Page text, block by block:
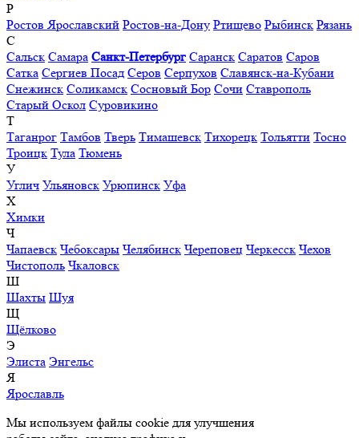
Р
Ростов Ярославский Ростов-на-Дону Ртищево Рыбинск Рязань
С
Сальск Самара Санкт-Петербург Саранск Саратов Саров
Сатка Сергиев Посад Серов Серпухов Славянск-на-Кубани
Снежинск Соликамск Сосновый Бор Сочи Ставрополь
Старый Оскол Суровикино
Т
Таганрог Тамбов Тверь Тимашевск Тихорецк Тольятти Тосно
Троицк Тула Тюмень
У
Углич Ульяновск Урюпинск Уфа
Х
Химки
Ч
Чапаевск Чебоксары Челябинск Череповец Черкесск Чехов
Чистополь Чкаловск
Ш
Шахты Шуя
Щ
Щёлково
Э
Элиста Энгельс
Я
Ярославль
Мы используем файлы cookie для улучшения